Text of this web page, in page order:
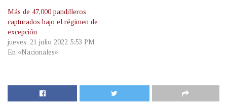
Más de 47,000 pandilleros
capturados bajo el régimen de
excepción
jueves, 21 julio 2022 5:53 PM
En «Nacionales»